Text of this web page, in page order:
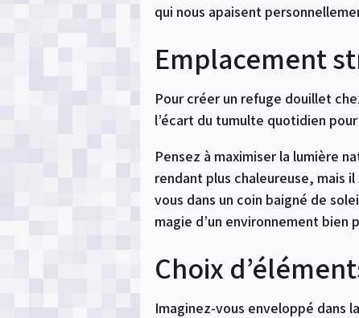
qui nous apaisent
Emplacement
Pour créer un refuge douillet
l’écart du tumulte quotidien
Pensez à maximiser la lumière
rendant plus chaleureuse, mais
vous dans un coin baigné de
magie d’un environnement bien
Choix
Imaginez-vous enveloppé dans